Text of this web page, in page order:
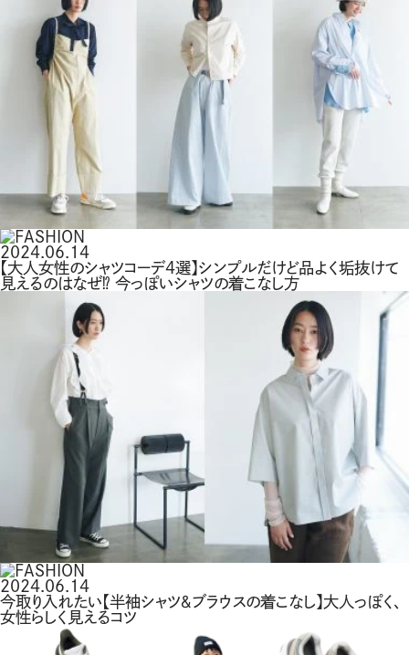
2024.06.14
【大人女性のシャツコーデ4選】シンプルだけど品よく垢抜けて
見えるのはなぜ⁉ 今っぽいシャツの着こなし方
2024.06.14
今取り入れたい【半袖シャツ＆ブラウスの着こなし】大人っぽく、
女性らしく見えるコツ